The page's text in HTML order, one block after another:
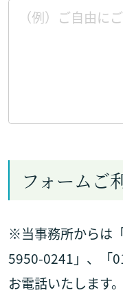
フォームご
※当事務所からは
5950-0241」、「
お電話いたします。